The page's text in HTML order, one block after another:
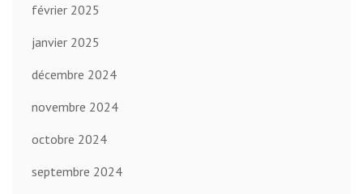
février 2025
janvier 2025
décembre 2024
novembre 2024
octobre 2024
septembre 2024